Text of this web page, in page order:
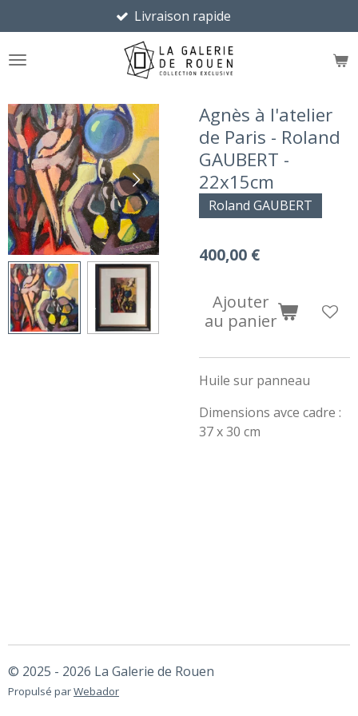
au
contenu
Livraison rapide
Agnès à l'atelier
de Paris - Roland
GAUBERT -
22x15cm
Roland GAUBERT
400,00 €
Ajouter
au panier
Huile sur panneau
Dimensions avce cadre :
37 x 30 cm
© 2025 - 2026 La Galerie de Rouen
Propulsé parWebador